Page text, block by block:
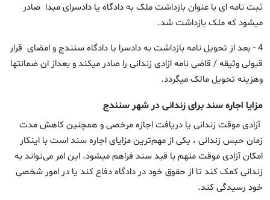
ثبت نامه ای با عنوان بازداشت ملک به دادگاه یا دادسرای مبدا صادر
میشود که ملک بازداشت شد.
4 - بعد از تحویل نامه بازداشت به دادسرا یا دادگاه سنندج و امضای قرار
قبولی وثیقه / قاضی نامه ازادی زندانی را صادر میکند و بعداز ان ضمانتها
وهزینه تحویل مالک میگردد.
مزایا اجاره سند برای زندانی در شهر سنندج
آزادی موقت زندانی یا دریافت اجازه مرخصی و همچنین کاهش مدت
زمان حبس زندانی ، یکی از مهم‌ترین مزایای اجاره سند است با اینکار
امکان آزادی موقت متهم با قید سند فراهم میشود. این امر می‌تواند به
زندانی کمک کند تا از حقوق خود در دادگاه دفاع کند یا در امور شخصی
خود رسیدگی کند.